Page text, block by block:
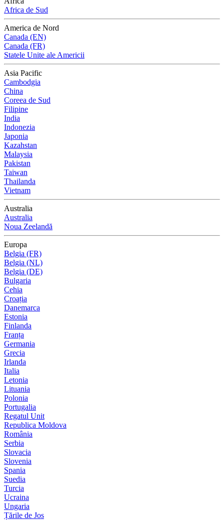
Africa de Sud
America de Nord
Canada (EN)
Canada (FR)
Statele Unite ale Americii
Asia Pacific
Cambodgia
China
Coreea de Sud
Filipine
India
Indonezia
Japonia
Kazahstan
Malaysia
Pakistan
Taiwan
Thailanda
Vietnam
Australia
Australia
Noua Zeelandă
Europa
Belgia (FR)
Belgia (NL)
Belgia (DE)
Bulgaria
Cehia
Croația
Danemarca
Estonia
Finlanda
Franța
Germania
Grecia
Irlanda
Italia
Letonia
Lituania
Polonia
Portugalia
Regatul Unit
Republica Moldova
România
Serbia
Slovacia
Slovenia
Spania
Suedia
Turcia
Ucraina
Ungaria
Țările de Jos